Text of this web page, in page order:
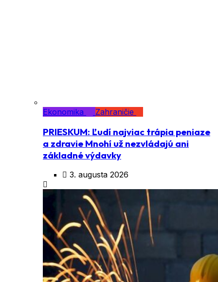
Ekonomika Zahraničie
PRIESKUM: Ľudí najviac trápia peniaze
a zdravie Mnohí už nezvládajú ani
základné výdavky
3. augusta 2026